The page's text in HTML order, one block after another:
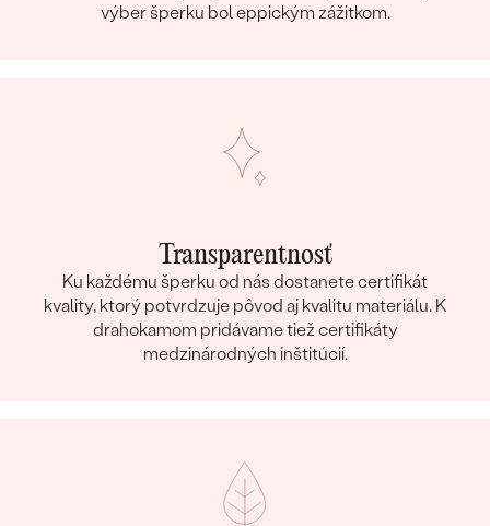
výber šperku bol eppickým zážitkom.
Transparentnosť
Ku každému šperku od nás dostanete certifikát
kvality, ktorý potvrdzuje pôvod aj kvalitu materiálu. K
drahokamom pridávame tiež certifikáty
medzinárodných inštitúcií.